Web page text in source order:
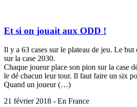
Et si on jouait aux ODD !
Il y a 63 cases sur le plateau de jeu. Le but
sur la case 2030.
Chaque joueur place son pion sur la case
le dé chacun leur tour. Il faut faire un six
Quand un joueur (…)
21 février 2018 - En France